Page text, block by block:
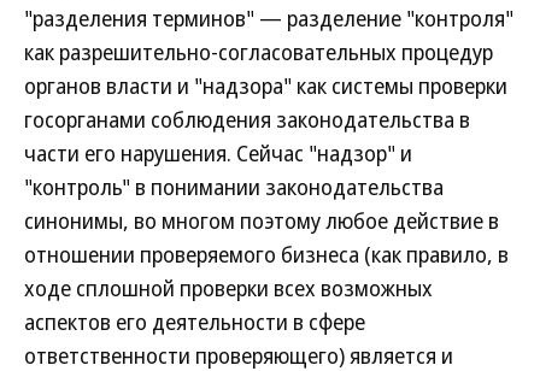
"разделения терминов" — разделение "контроля"
как разрешительно-согласовательных процедур
органов власти и "надзора" как системы проверки
госорганами соблюдения законодательства в
части его нарушения. Сейчас "надзор" и
"контроль" в понимании законодательства
синонимы, во многом поэтому любое действие в
отношении проверяемого бизнеса (как правило, в
ходе сплошной проверки всех возможных
аспектов его деятельности в сфере
ответственности проверяющего) является и